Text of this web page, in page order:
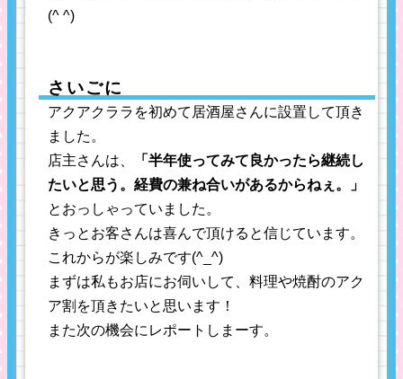
(^ ^)
さいごに
アクアクララを初めて居酒屋さんに設置して頂き
ました。
店主さんは、
「半年使ってみて良かったら継続し
たいと思う。経費の兼ね合いがあるからねぇ。」
とおっしゃっていました。
きっとお客さんは喜んで頂けると信じています。
これからが楽しみです(^_^)
まずは私もお店にお伺いして、料理や焼酎のアク
ア割を頂きたいと思います！
また次の機会にレポートしまーす。